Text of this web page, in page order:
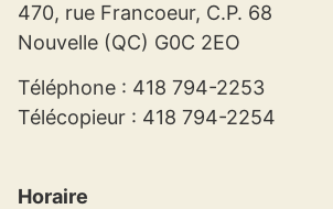
470, rue Francoeur, C.P. 68
Nouvelle (QC) G0C 2EO
Téléphone : 418 794-2253
Télécopieur : 418 794-2254
Horaire